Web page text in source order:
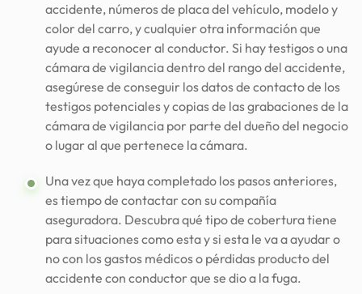
accidente, números de placa del vehículo, modelo y
color del carro, y cualquier otra información que
ayude a reconocer al conductor. Si hay testigos o una
cámara de vigilancia dentro del rango del accidente,
asegúrese de conseguir los datos de contacto de los
testigos potenciales y copias de las grabaciones de la
cámara de vigilancia por parte del dueño del negocio
o lugar al que pertenece la cámara.
Una vez que haya completado los pasos anteriores,
es tiempo de contactar con su compañía
aseguradora. Descubra qué tipo de cobertura tiene
para situaciones como esta y si esta le va a ayudar o
no con los gastos médicos o pérdidas producto del
accidente con conductor que se dio a la fuga.